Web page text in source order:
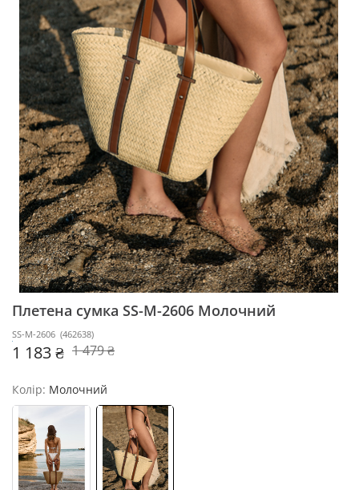
Плетена сумка SS-M-2606 Молочний
SS-M-2606 (462638)
1 183 ₴ 1 479 ₴
Колір: Молочний